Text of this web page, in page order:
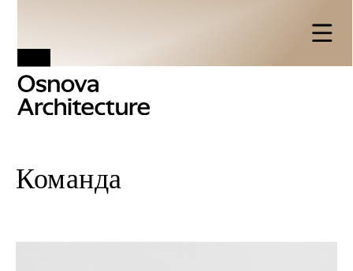
Команда